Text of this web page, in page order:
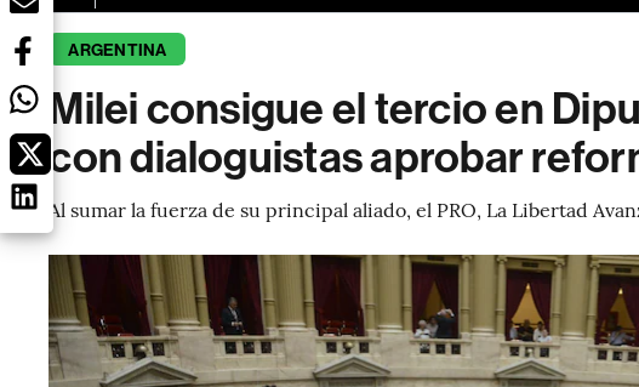
ARGENTINA
Milei consigue el tercio en
con dialoguistas aprobar
Al sumar la fuerza de su principal aliado, el PRO, La Libertad